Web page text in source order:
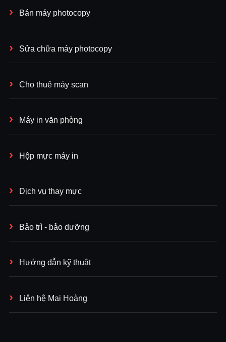
Bán máy photocopy
Sửa chữa máy photocopy
Cho thuê máy scan
Máy in văn phòng
Hộp mực máy in
Dịch vụ thay mực
Bảo trì - bảo dưỡng
Hướng dẫn kỹ thuật
Liên hệ Mai Hoàng